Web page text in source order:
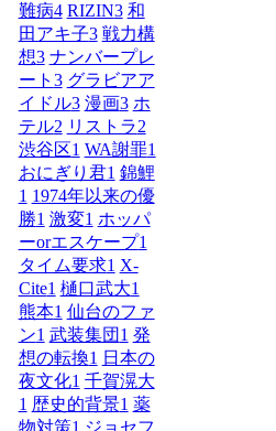
難病4 RIZIN3 和
田アキ子3 戦力構
想3 ナンバープレ
ート 3 グラビアア
イドル3 漫画3 ホ
テル2 リストラ2
渋谷区1 WA謝罪1
おにぎり君1 錦鯉
1 1974年以来の優
勝1 激変1 ホッパ
ーorエスケープ1
タイム要求1 X-
Cite1 樋口武大1
熊本1 仙台のファ
ン1 武装集団 1 発
想の転換1 日本の
夜文化1 千賀滉大
1 歴史的背景1 薬
物対策1 ジョセフ